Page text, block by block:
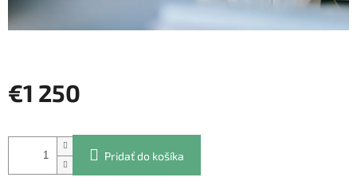
€1 250
cena:
Pridať do košíka